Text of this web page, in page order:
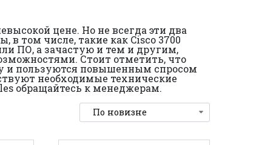
цене. Но не всегда эти два
в том числе, такие как Cisco 3700
ПО, а зачастую и тем и другим,
Стоит отметить, что
и пользуются повышенным спросом
необходимые технические
обращайтесь к менеджерам.